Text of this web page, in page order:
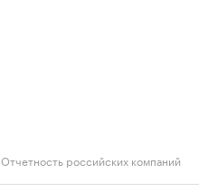
Отчетность российских компаний